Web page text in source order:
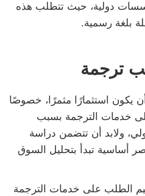
دولية، حيث تتطلب هذه
بلغة رسمية.
ترجمة
استثمارًا مثمرًا، خصوصًا
خدمات الترجمة بسبب
ولابد أن تتضمن دراسة
أساسية تبدأ بتحليل السوق
الطلب على خدمات الترجمة